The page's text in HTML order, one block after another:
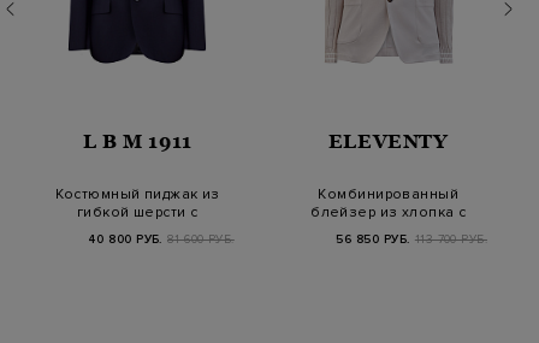
L B M 1911
Костюмный пиджак из
гибкой шерсти с
40 800 РУБ. 81 600 РУБ.
ELEVENTY
Комбинированный
блейзер из хлопка с
56 850 РУБ. 113 700 РУБ.